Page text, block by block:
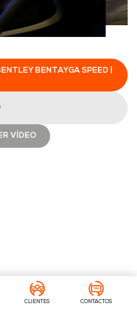
BENTAYGA SPEED |
VÍDEO
CLIENTES CONTACTOS